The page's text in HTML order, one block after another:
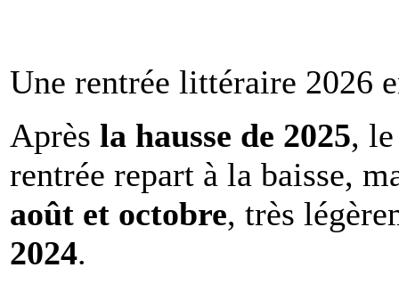
Une rentrée littéraire 2026
Après la hausse de 2025,
rentrée repart à la baisse,
août et octobre, très
2024.